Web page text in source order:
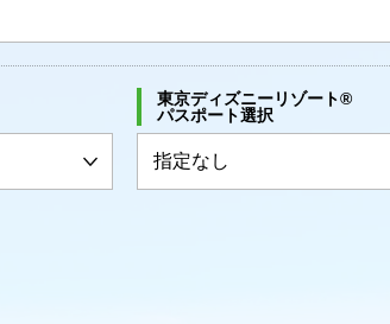
東京ディズニーリゾート®
パスポート選択